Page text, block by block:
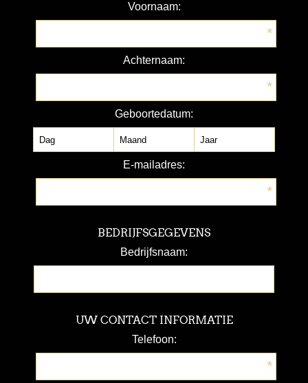
Voornaam:
*
Achternaam:
*
Geboortedatum:
E-mailadres:
*
BEDRIJFSGEGEVENS
Bedrijfsnaam:
UW CONTACT INFORMATIE
Telefoon:
*